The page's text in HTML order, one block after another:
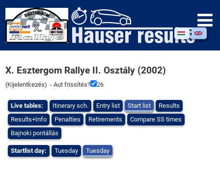
X. Esztergom Rallye II. Osztály (2002)
(Kijelentkezés) - Aut frissítés? 25
Live tables: Itinerary sch. Entry list Start list
Results
Results+Info
Penalties Retirements
Compare SS times
Bajnoki pontállás
Startlist day: Tuesday Tuesday